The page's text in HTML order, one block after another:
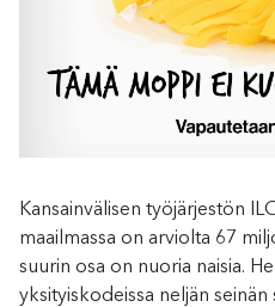
Kansainvälisen työjärjestön
maailmassa on arviolta 67
suurin osa on nuoria naisia.
yksityiskodeissa neljän seinän